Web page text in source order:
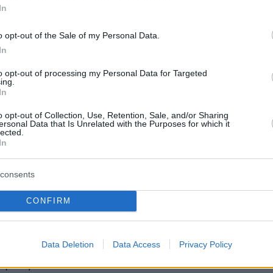
opt-out of the Sale of my Personal Data.
opt-out of processing my Personal Data for Targeted
opt-out of Collection, Use, Retention, Sale, and/or Sharing
Data that Is Unrelated with the Purposes for which it
CONFIRM
Data Deletion Data Access Privacy Policy